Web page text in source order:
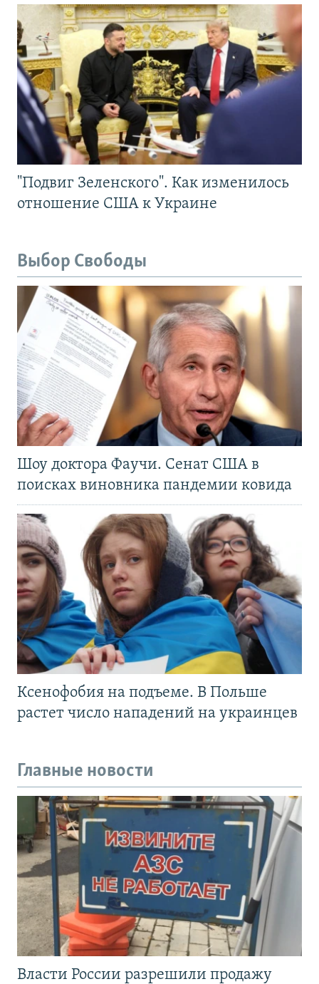
"Подвиг Зеленского". Как изменилось
отношение США к Украине
Выбор Свободы
Шоу доктора Фаучи. Сенат США в
поисках виновника пандемии ковида
Ксенофобия на подъеме. В Польше
растет число нападений на украинцев
Главные новости
Власти России разрешили продажу